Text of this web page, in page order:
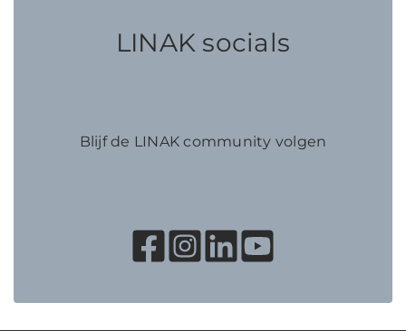
LINAK socials
Blijf de LINAK community volgen